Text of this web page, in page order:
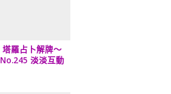
塔羅占卜解牌～
No.245 淡淡互動